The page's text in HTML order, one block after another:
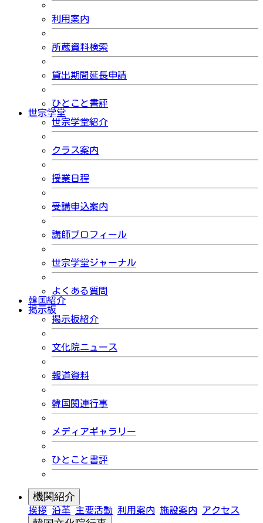
利用案内
所蔵資料検索
貸出期間延長申請
ひとこと書評
世宗学堂
世宗学堂紹介
クラス案内
授業日程
受講申込案内
講師プロフィール
世宗学堂ジャーナル
よくある質問
韓国紹介
掲示板
掲示板紹介
文化院ニュース
報道資料
韓国関連行事
メディアギャラリー
ひとこと書評
機関紹介
挨拶 沿革 主要活動 利用案内 施設案内 アクセス